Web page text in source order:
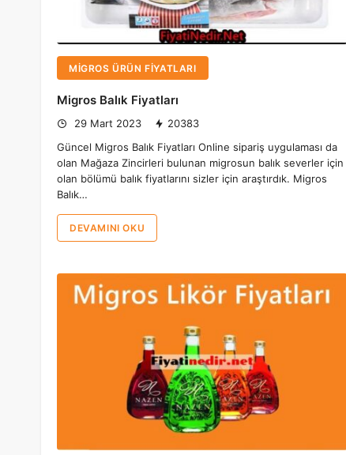
MIGROS ÜRÜN FIYATLARI
Migros Balık Fiyatları
29 Mart 2023
20383
Güncel Migros Balık Fiyatları Online sipariş uygulaması da
olan Mağaza Zincirleri bulunan migrosun balık severler için
olan bölümü balık fiyatlarını sizler için araştırdık. Migros
Balık…
DEVAMINI OKU